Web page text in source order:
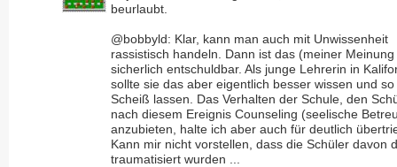
beurlaubt.
@bobbyld: Klar, kann man auch mit Unwissenheit
rassistisch handeln. Dann ist das (meiner
sicherlich entschuldbar. Als junge Lehrerin in
sollte sie das aber eigentlich besser wissen und
Scheiß lassen. Das Verhalten der Schule, den
nach diesem Ereignis Counseling (seelische
anzubieten, halte ich aber auch für deutlich
Kann mir nicht vorstellen, dass die Schüler davon
traumatisiert wurden ...